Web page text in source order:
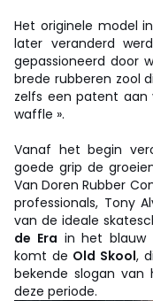
Het originele model
later veranderd
gepassioneerd door
brede rubberen zool
zelfs een patent aan
waffle ».
Vanaf het begin
goede grip de
Van Doren Rubber
professionals, Tony
van de ideale
de Era in het blauw
komt de Old Skool,
bekende slogan van
deze periode.